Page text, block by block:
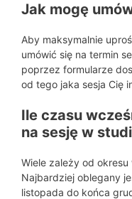
Jak mogę
Aby maksymalnie
umówić się na termin
poprzez formularze
od tego jaka sesja Cię
Ile czasu
na sesję w
Wiele zależy od
Najbardziej oblegany
listopada do końca